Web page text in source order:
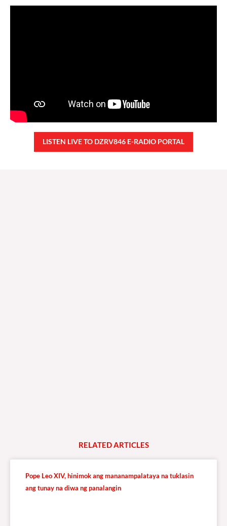
LISTEN LIVE TO DZRV846 E-RADIO PORTAL
RELATEDARTICLES
Pope Leo XIV, hinimok ang mananampalataya na tuklasin
ang tunay na diwa ng panalangin